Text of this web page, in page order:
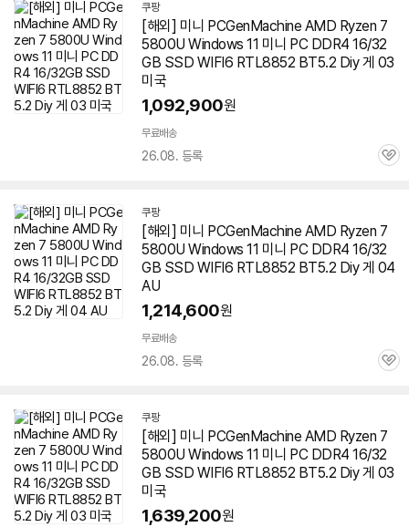
쿠팡
[해외] 미니 PCGenMachine AMD Ryzen 7
5800U Windows 11 미니 PC DDR4 16/32
GB SSD WIFI6 RTL8852 BT5.2 Diy 게 03
미국
1,092,900원
무료배송
26.08. 등록
관
쿠팡
[해외] 미니 PCGenMachine AMD Ryzen 7
5800U Windows 11 미니 PC DDR4 16/32
GB SSD WIFI6 RTL8852 BT5.2 Diy 게 04
AU
1,214,600원
무료배송
26.08. 등록
관
쿠팡
[해외] 미니 PCGenMachine AMD Ryzen 7
5800U Windows 11 미니 PC DDR4 16/32
GB SSD WIFI6 RTL8852 BT5.2 Diy 게 03
미국
1,639,200원